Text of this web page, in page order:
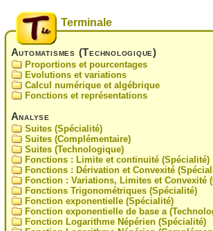
Terminale
Automatismes (Technologique)
Proportions et pourcentages
Evolutions et variations
Calcul numérique et algébrique
Fonctions et représentations
Analyse
Suites (Spécialité)
Suites (Complémentaire)
Suites (Technologique)
Fonctions : Limite et continuité (Spécialité)
Fonctions : Dérivation et Convexité
Fonction : Variations, Limites et Convexité
Fonctions Trigonométriques (Spécialité)
Fonction exponentielle (Spécialité)
Fonction exponentielle de base a
Fonction Logarithme Népérien (Spécialité)